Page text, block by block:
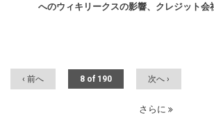
へのウィキリークスの影響、クレジット会
‹ 前へ 8 of 190 次へ ›
さらに